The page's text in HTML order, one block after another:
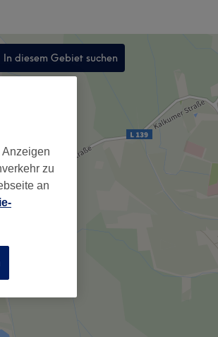
In diesem Gebiet suchen
,
zu
an